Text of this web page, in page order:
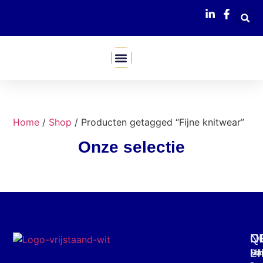
Home / Shop / Producten getagged “Fijne knitwear”
Onze selectie